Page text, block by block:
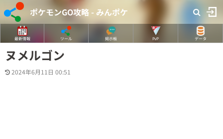
ポケモンGO攻略 - みんポケ
最新情報 ツール 掲示板 PvP データ
ヌメルゴン
2024年6月11日 00:51